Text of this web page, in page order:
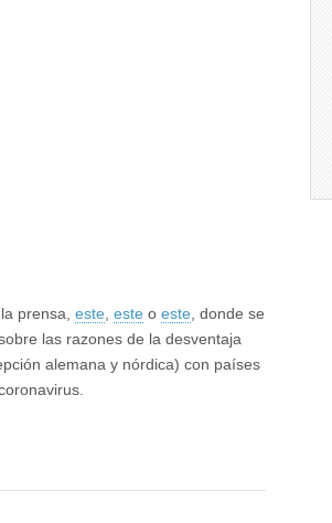
prensa, este este o este , donde se
las razones de la desventaja
alemana y nórdica) con países